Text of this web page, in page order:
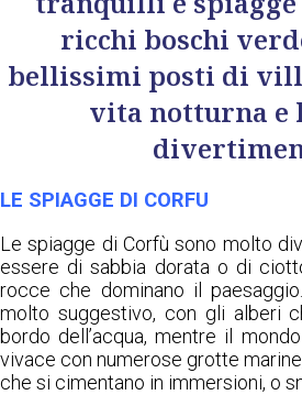
ricchi boschi
bellissimi posti di
vita notturna e
LE SPIAGGE DI CORFU
Le spiagge di Corfù sono molto
essere di sabbia dorata o di
rocce che dominano il
molto suggestivo, con gli alberi
bordo dell’acqua, mentre il
vivace con numerose grotte
che si cimentano in immersioni, o